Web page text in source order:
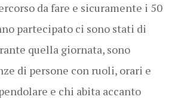
da fare e sicuramente i 50
partecipato ci sono stati di
quella giornata, sono
di persone con ruoli, orari e
e chi abita accanto